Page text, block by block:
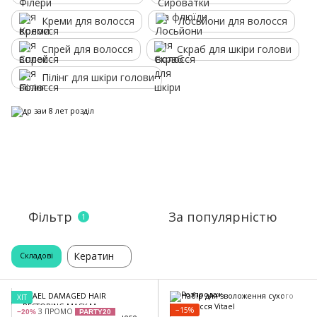
Креми для волосся Лосьйони для волосся
Спрей для волосся Скраб для шкіри голови
Пілінг для шкіри голови
Фільтр 1 За популярністю
Складові Кератин
ХІТ
−20% З ПРОМО PARTY20
−15%